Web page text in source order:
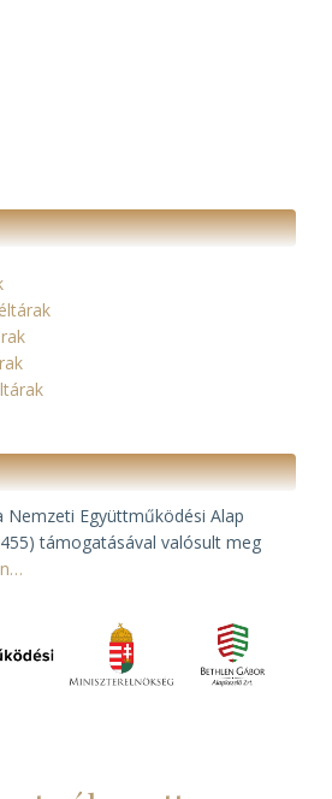
Nemzeti Együttműködési Alap
támogatásával valósult meg